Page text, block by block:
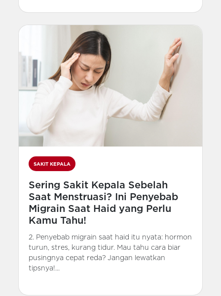
SAKIT KEPALA
Sering Sakit Kepala Sebelah
Saat Menstruasi? Ini Penyebab
Migrain Saat Haid yang Perlu
Kamu Tahu!
2. Penyebab migrain saat haid itu nyata: hormon
turun, stres, kurang tidur. Mau tahu cara biar
pusingnya cepat reda? Jangan lewatkan
tipsnya!...